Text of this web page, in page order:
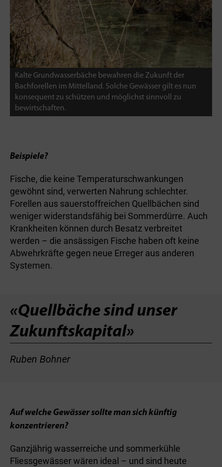
Kalte Grundwasserbäche bewahren die Zukunft der
Bachforellen im Mittelland. Solche Gewässer gilt es nun
konsequent zu schützen und möglichst sinnvoll zu
bewirtschaften.
Beispiele?
Fische, die keine Temperaturschwankungen
gewöhnt sind, verwerten Nahrung schlechter.
Forellen aus sauerstoffreichen Quellbächen sind
weniger widerstandsfähig bei Sommerdürre. Auch
Krankheiten können durch Besatz verbreitet
werden – die ansässigen Fische haben oft keine
Abwehrkräfte gegen neue Erreger aus anderen
Systemen.
«Quellbäche sind unser
Zukunfts­kapital»
Ruben Bohner
Auf welche Gewässer sollte man sich künftig
konzentrieren?
Ganzjährig wasserreiche und sommerkühle
Fliessgewässer wären ideal – und sind heute